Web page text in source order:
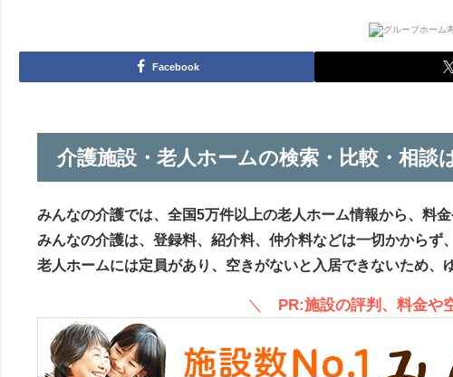
Facebook
介護施設・老人ホームの検索・比較・相談
みんなの介護では、全国5万件以上の老人ホーム情報から、料金
みんなの介護は、登録料、紹介料、仲介料などは一切かからず
老人ホームには定員があり、空きがないと入居できないため、
＼ PR:施設の評判、料金や